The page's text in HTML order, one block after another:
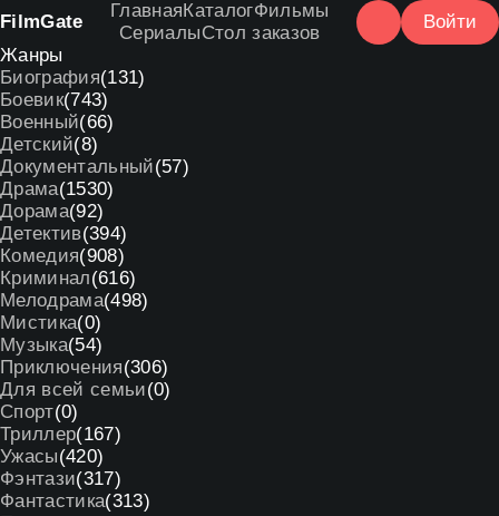
FilmGate
ГлавнаяКаталогФильмы
СериалыСтол заказов
Войти
Жанры
Биография(131)
Боевик(743)
Военный(66)
Детский(8)
Документальный(57)
Драма(1530)
Дорама(92)
Детектив(394)
Комедия(908)
Криминал(616)
Мелодрама(498)
Мистика(0)
Музыка(54)
Приключения(306)
Для всей семьи(0)
Спорт(0)
Триллер(167)
Ужасы(420)
Фэнтази(317)
Фантастика(313)